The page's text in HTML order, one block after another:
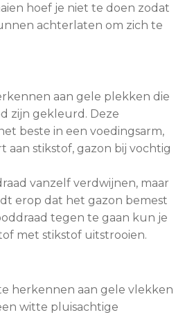
hoef je niet te doen zodat
achterlaten om zich te
aan gele plekken die
zijn gekleurd. Deze
beste in een voedingsarm,
aan stikstof, gazon bij vochtig
vanzelf verdwijnen, maar
erop dat het gazon bemest
tegen te gaan kun je
met stikstof uitstrooien.
herkennen aan gele vlekken
witte pluisachtige